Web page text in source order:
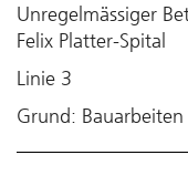
Unregelmässiger
Felix Platter-Spital
Linie 3
Grund: Bauarbeiten